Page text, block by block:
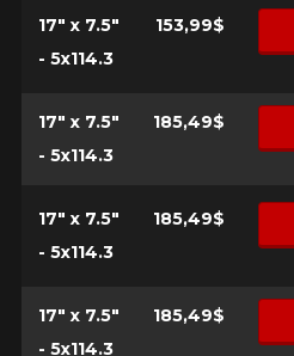
17" x 7.5"
- 5x114.3
153,99$
17" x 7.5"
- 5x114.3
185,49$
17" x 7.5"
- 5x114.3
185,49$
17" x 7.5"
- 5x114.3
185,49$
VOICI LES DIMENSIONS POUR